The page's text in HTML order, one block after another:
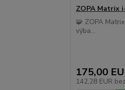
ZOPA Matrix
🧩 ZOPA
výba...
175,00
142,28 EUR